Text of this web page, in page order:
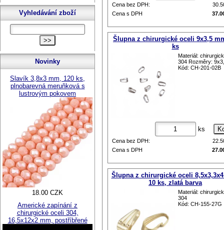
Cena bez DPH:
Cena s DPH
Šlupna z chirurgické oceli 9x3,5
ks
Materiál:
304 Rozměry:
Kód: CH-201-02B
ks
Cena bez DPH:
Cena s DPH
Šlupna z chirurgické oceli
10 ks, zlatá barva
Materiál:
304
Kód: CH-155-27G
Vyhledávání zboží
Novinky
Slavík 3,8x3 mm, 120 ks,
plnobarevná meruňková s
lustrovým pokovem
18.00 CZK
Americké zapínání z
chirurgické oceli 304,
16,5x12x2 mm, postříbřené